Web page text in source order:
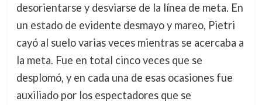
desorientarse y desviarse de la línea de meta. En
un estado de evidente desmayo y mareo, Pietri
cayó al suelo varias veces mientras se acercaba a
la meta. Fue en total cinco veces que se
desplomó, y en cada una de esas ocasiones fue
auxiliado por los espectadores que se